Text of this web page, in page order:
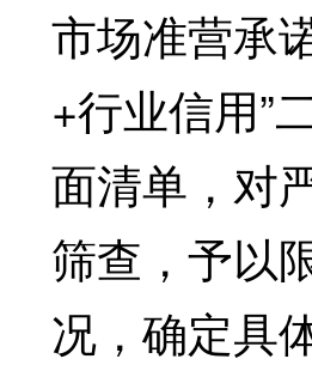
市场准营承
+行业信用”
面清单，对
筛查，予以
况，确定具